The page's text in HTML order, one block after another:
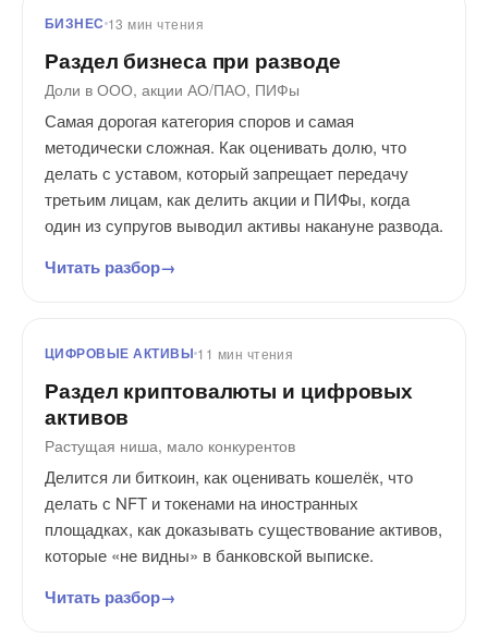
БИЗНЕС 13 мин чтения
Раздел бизнеса при разводе
Доли в ООО, акции АО/ПАО, ПИФы
Самая дорогая категория споров и самая
методически сложная. Как оценивать долю, что
делать с уставом, который запрещает передачу
третьим лицам, как делить акции и ПИФы, когда
один из супругов выводил активы накануне развода.
Читать разбор
ЦИФРОВЫЕ АКТИВЫ 11 мин чтения
Раздел криптовалюты и цифровых
активов
Растущая ниша, мало конкурентов
Делится ли биткоин, как оценивать кошелёк, что
делать с NFT и токенами на иностранных
площадках, как доказывать существование активов,
которые «не видны» в банковской выписке.
Читать разбор